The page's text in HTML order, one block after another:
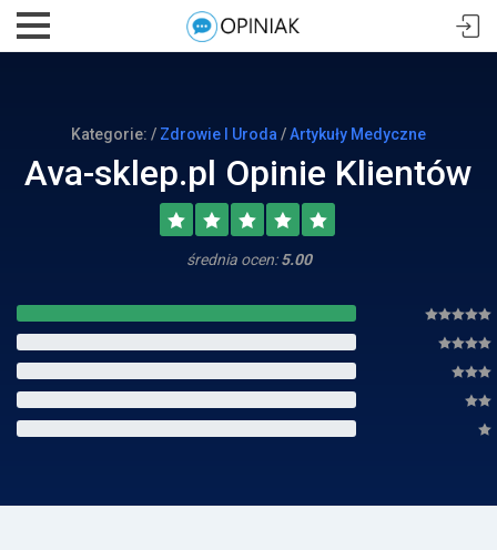
Kategorie: / Zdrowie I Uroda /Artykuły Medyczne
Ava-sklep.pl Opinie Klientów
średnia ocen:5.00